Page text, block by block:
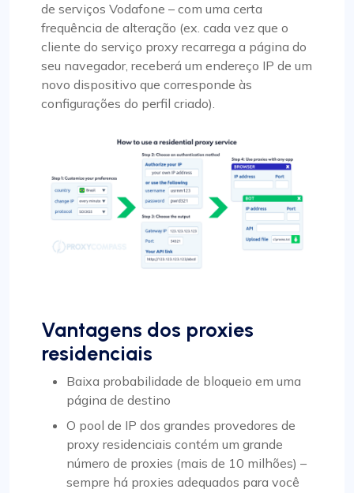
de serviços Vodafone – com uma certa
frequência de alteração (ex. cada vez que o
cliente do serviço proxy recarrega a página do
seu navegador, receberá um endereço IP de um
novo dispositivo que corresponde às
configurações do perfil criado).
Vantagens dos proxies
residenciais
Baixa probabilidade de bloqueio em uma
página de destino
O pool de IP dos grandes provedores de
proxy residenciais contém um grande
número de proxies (mais de 10 milhões) –
sempre há proxies adequados para você